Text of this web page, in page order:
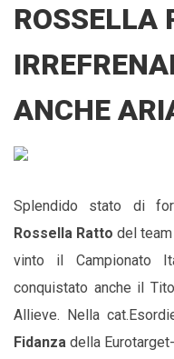
ROSSELLA
ANCHE
Splendido stato di
Rossella Ratto del
vinto il Campionato
conquistato anche il
Allieve. Nella
Fidanza della